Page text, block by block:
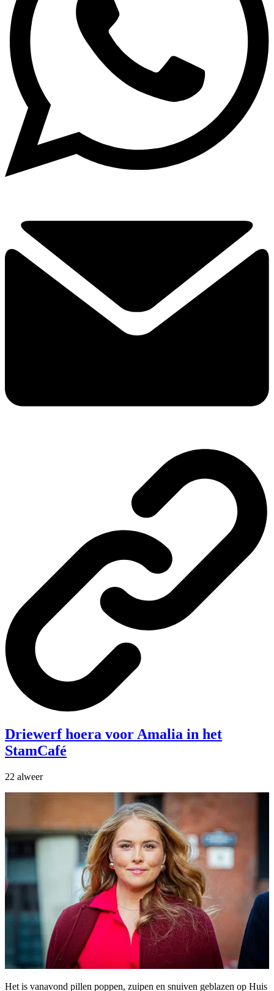
Driewerf hoera voor Amalia in het
StamCafé
22 alweer
Het is vanavond pillen poppen, zuipen en snuiven geblazen op Huis